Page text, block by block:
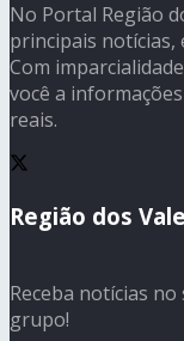
No Portal Região
principais notícias,
Com
você a
reais.
Região dos
Receba notícias
grupo!